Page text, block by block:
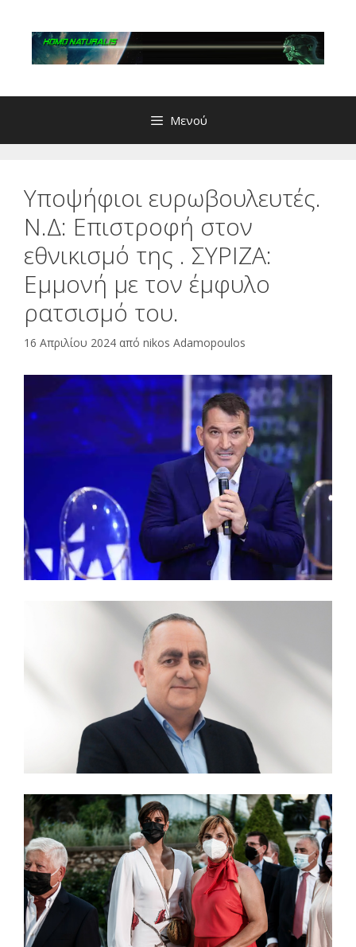
περιεχόμενο
Μενού
Υποψήφιοι ευρωβουλευτές.
Ν.Δ: Επιστροφή στον
εθνικισμό της . ΣΥΡΙΖΑ:
Εμμονή με τον έμφυλο
ρατσισμό του.
16 Απριλίου 2024 από nikos Adamopoulos